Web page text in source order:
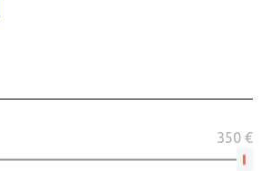
350 €